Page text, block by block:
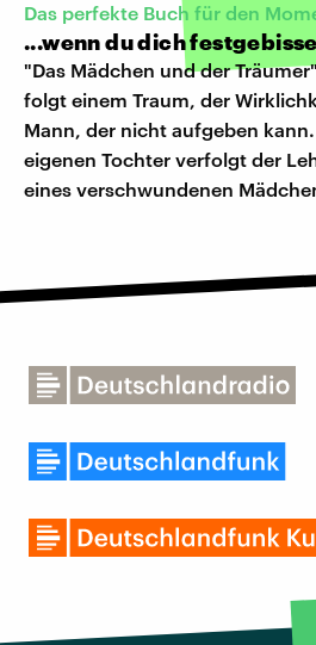
Das perfekte Buch für den
...wenn du dich
"Das Mädchen und der
folgt einem Traum, der
Mann, der nicht aufgeben
eigenen Tochter verfolgt der
eines verschwundenen